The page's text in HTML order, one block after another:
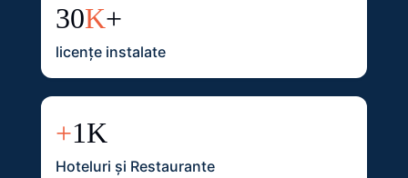
30K+
licențe instalate
+1K
Hoteluri și Restaurante